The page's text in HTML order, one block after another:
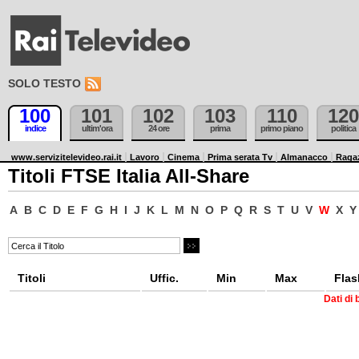
SOLO TESTO
100
indice
101
ultim'ora
102
24 ore
103
prima
110
primo piano
120
politica
www.servizitelevideo.rai.it Lavoro Cinema Prima serata Tv Almanacco
Titoli FTSE Italia All-Share
A B C D E F G H I J K L M N O P Q R S T U V W X Y
Titoli Uffic. Min Max
Dati di